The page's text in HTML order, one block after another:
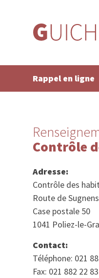
Rappel en ligne
Contrôle
Adresse:
Contrôle des
Route de
Case postale 50
1041 Poliez-le-
Contact:
Téléphone: 021
Fax: 021 882 22 83